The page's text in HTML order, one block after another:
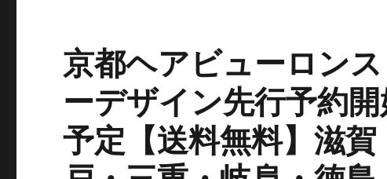
京都ヘアビューロン
ーデザイン先行予約
予定【送料無料】滋